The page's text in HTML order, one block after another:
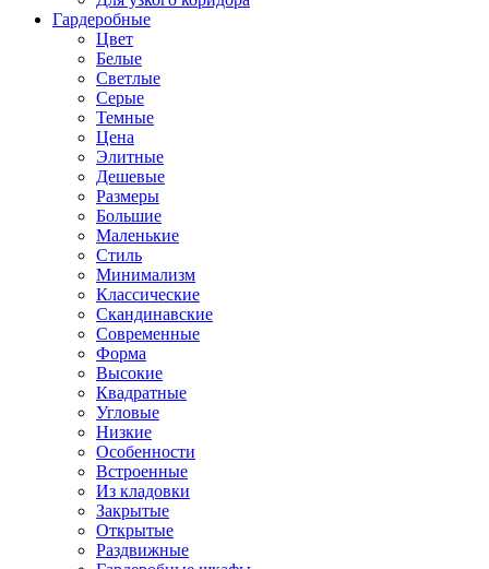
Гардеробные
Цвет
Белые
Светлые
Серые
Темные
Цена
Элитные
Дешевые
Размеры
Большие
Маленькие
Стиль
Минимализм
Классические
Скандинавские
Современные
Форма
Высокие
Квадратные
Угловые
Низкие
Особенности
Встроенные
Из кладовки
Закрытые
Открытые
Раздвижные